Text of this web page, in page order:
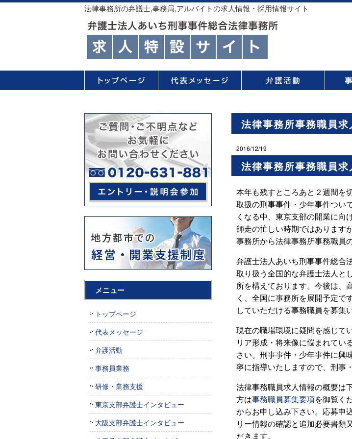
法律事務所の弁護士,事務局,アルバイトの求人情報・採用情報サイト
法律事務所事務職員求
2016/12/19
法律事務所事務職員求
本年も残すところあと２週間を
取扱の刑事事件・少年事件つい
くなる中、東京支部の開業に向
師走の忙しい時期ではあります
事務所から法律事務所事務職員
弁護士法人あいち刑事事件総合
取り扱う全国的な弁護士法人と
所を構えております。今後は、
く、全国に事務所を展開予定で
していただける事務職員を募集
現在の職場環境に疑問を感じて
リア形成・将来像に悩まれてい
さい。刑事事件・少年事件に興
寧に指導いたしますので、刑事
法律事務職員求人情報の概要は
方は事務職員募集要項を御覧く
からお申し込み下さい。応募申
リー情報の確認と追加必要書類
だきます。
メニュー
トップページ
代表メッセージ
弁護活動
事務員業務
研修・業務支援
東京支部弁護士インタビュー
大阪支部弁護士インタビュー